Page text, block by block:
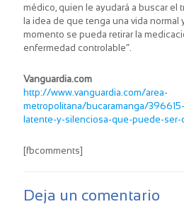
médico, quien le ayudará a buscar el
la idea de que tenga una vida
momento se pueda retirar la
enfermedad controlable”.
Vanguardia.com
http://www.vanguardia.com/area-
metropolitana/bucaramanga/
latente-y-silenciosa-que-puede-ser-
[fbcomments]
Deja un comentario